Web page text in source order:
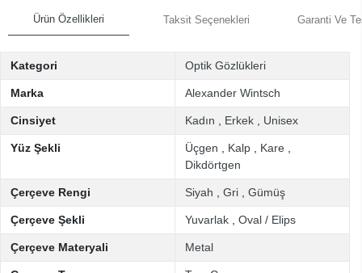
Ürün Özellikleri Taksit Seçenekleri Garanti Ve
Kategori Optik Gözlükleri
Marka Alexander Wintsch
Cinsiyet Kadın Erkek Unisex
Yüz Şekli Üçgen Kalp Kare
Dikdörtgen
Çerçeve Rengi Siyah Gri Gümüş
Çerçeve Şekli Yuvarlak Oval / Elips
Çerçeve Materyali Metal